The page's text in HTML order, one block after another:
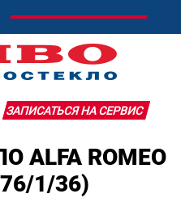
ЗАПИСАТЬСЯ НА СЕРВИС
ALFA ROMEO
1/36)